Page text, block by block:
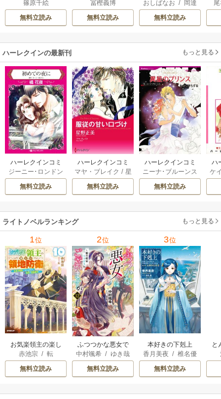
り
篠原千絵
無料立読み
モノクロ版
冨樫義博
無料立読み
こそあなたに殺さ
れたくないんで
す！ ～聖女に嵌め
二度目は串刺し回
避します！～
おしばなお / 岡達
英茉
/ 先崎真琴
無料立読み
は
ハーレクインの最新刊 もっと見る
ハーレクインコミ
ックス セット 202
6年 vol.1064 1巻
ジーニー･ロンドン
/橘花夜/メアリ
ー･ライアンズ
ーガン/星合操/ア
ン･ウィール/ 津寺
里可子
無料立読み
ハーレクインコミ
ックス セット 202
6年 vol.1002 1巻
マヤ・ブレイク / 星
野正美/ヘレン･ブ
ルックス/のわきね
ウェイ/一重夕子
無料立読み
ハーレクインコミ
ックス セット 202
6年 vol.1063 1巻
ニーナ･ブルーンス
/おおつきちずる/
レベッカ･ヨーク
ーディ/海野みつる
サラ･ウッド/流
水凛子
無料立読み
ハ
ッ
ケ
/
ザ
ライトノベルランキング もっと見る
1位
お気楽領主の楽し
い領地防衛
赤池宗/ 転
無料立読み
2位
ふつつかな悪女で
はございますが
中村颯希 / ゆき哉
無料立読み
3位
本好きの下剋上
香月美夜 /椎名優
無料立読み
と